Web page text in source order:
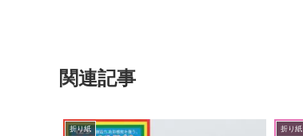
関連記事
折り紙 折り紙